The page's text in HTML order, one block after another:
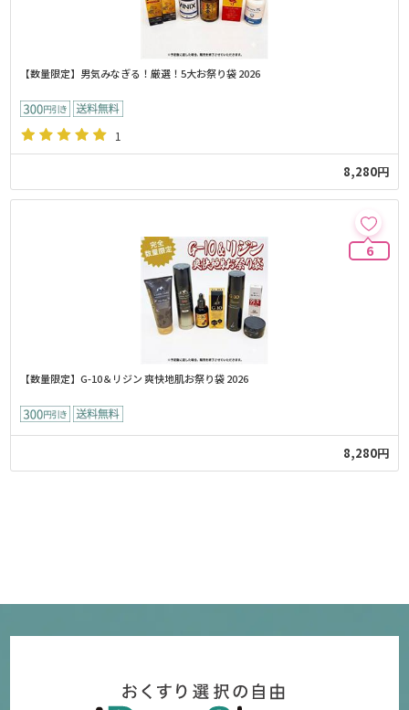
【数量限定】男気みなぎる！厳選！5大お祭り袋 2026
1
8,280円
6
【数量限定】G-10＆リジン 爽快地肌お祭り袋 2026
8,280円